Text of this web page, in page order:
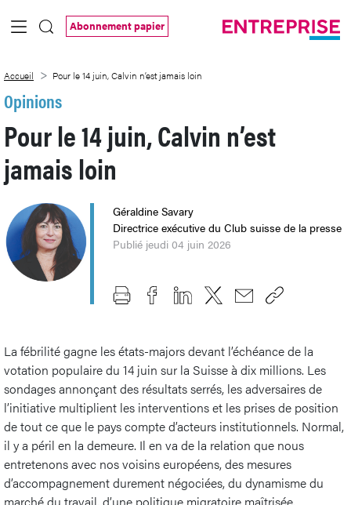
Saut au contenu principal
Abonnement papier
Accueil Pour le 14 juin, Calvin n’est jamais loin
Opinions
Pour le 14 juin, Calvin n’est
jamais loin
Géraldine Savary
Directrice exécutive du Club suisse de la presse
Publié jeudi 04 juin 2026
La fébrilité gagne les états-majors devant l’échéance de la
votation populaire du 14 juin sur la Suisse à dix millions. Les
sondages annonçant des résultats serrés, les adversaires de
l’initiative multiplient les interventions et les prises de position
de tout ce que le pays compte d’acteurs institutionnels. Normal,
il y a péril en la demeure. Il en va de la relation que nous
entretenons avec nos voisins européens, des mesures
d’accompagnement durement négociées, du dynamisme du
marché du travail, d’une politique migratoire maîtrisée.